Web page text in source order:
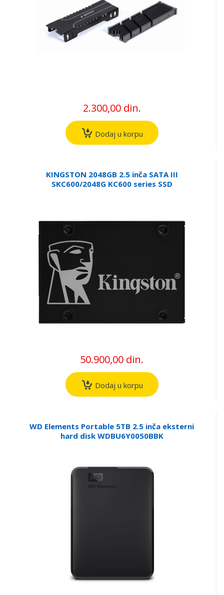
2.300,00 din.
Dodaj u korpu
KINGSTON 2048GB 2.5 inča SATA III
SKC600/2048G KC600 series SSD
50.900,00 din.
Dodaj u korpu
WD Elements Portable 5TB 2.5 inča eksterni
hard disk WDBU6Y0050BBK